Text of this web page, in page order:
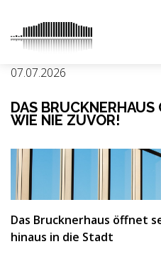
07.07.2026
DAS
WIE NIE ZUVOR!
Das Brucknerhaus öffnet
hinaus in die Stadt